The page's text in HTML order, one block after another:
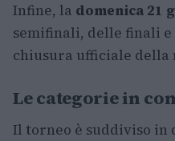
Infine, la domenica 21
semifinali, delle finali
chiusura ufficiale della
Le categorie in
Il torneo è suddiviso in